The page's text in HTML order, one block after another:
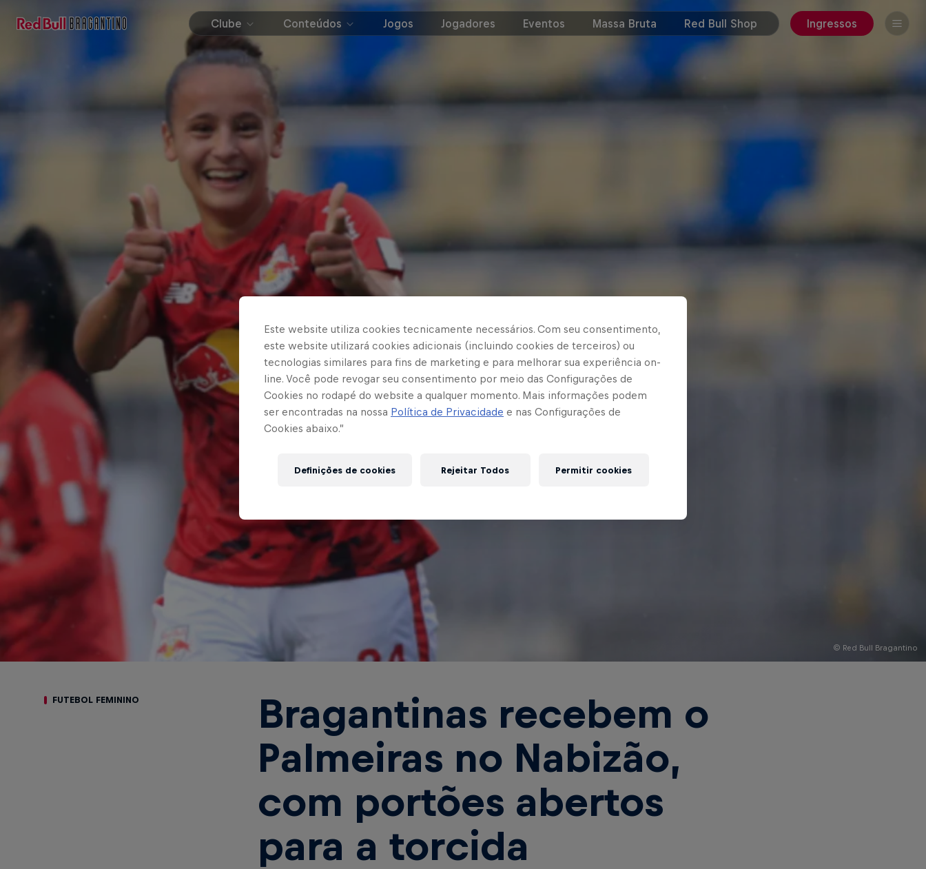
Clube Conteúdos Jogos Jogadores Eventos Massa Bruta Red Bull Shop Ingressos
© Red Bull Bragantino
FUTEBOL FEMININO
Bragantinas recebem o
Palmeiras no Nabizão,
com portões abertos
para a torcida
Este website utiliza cookies tecnicamente necessários. Com seu consentimento,
este website utilizará cookies adicionais (incluindo cookies de terceiros) ou
tecnologias similares para fins de marketing e para melhorar sua experiência on-
line. Você pode revogar seu consentimento por meio das Configurações de
Cookies no rodapé do website a qualquer momento. Mais informações podem
ser encontradas na nossa Política de Privacidade e nas Configurações de
Cookies abaixo.”
Definições de cookies Rejeitar Todos Permitir cookies